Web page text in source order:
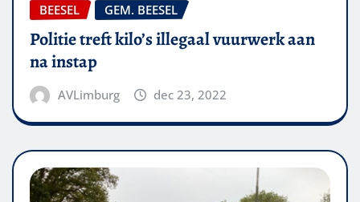
BEESEL GEM. BEESEL
Politie treft kilo’s illegaal vuurwerk aan
na instap
AVLimburg dec 23, 2022